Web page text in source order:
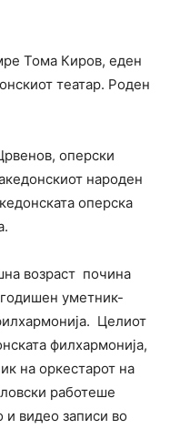
Тома Киров, еден
театар. Роден
оперски
народен
оперска
возраст почина
уметник-
Целиот
филхармонија,
на оркестарот на
работеше
и видео записи во